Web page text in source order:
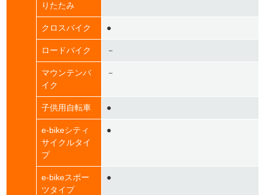
りたたみ
クロスバイク ●
ロードバイク －
マウンテンバ
イク
－
子供用自転車 ●
e-bikeシティ
サイクルタイ
プ
●
e-bikeスポー
ツタイプ
●